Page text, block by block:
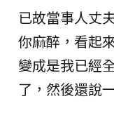
已故當事人丈
你麻醉，看起
變成是我已經
了，然後還說